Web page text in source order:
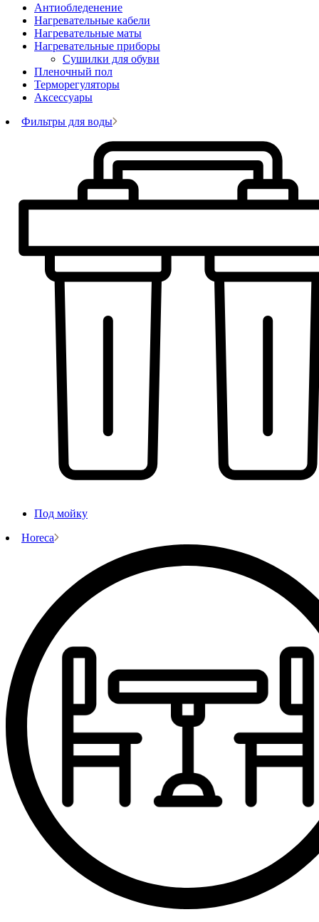
Антиобледенение
Нагревательные кабели
Нагревательные маты
Нагревательные приборы
Сушилки для обуви
Пленочный пол
Терморегуляторы
Аксессуары
Фильтры для воды
Под мойку
Horeca